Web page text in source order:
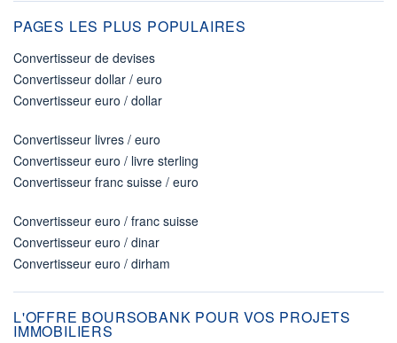
PAGES LES PLUS POPULAIRES
Convertisseur de devises
Convertisseur dollar / euro
Convertisseur euro / dollar
Convertisseur livres / euro
Convertisseur euro / livre sterling
Convertisseur franc suisse / euro
Convertisseur euro / franc suisse
Convertisseur euro / dinar
Convertisseur euro / dirham
L'OFFRE BOURSOBANK POUR VOS PROJETS
IMMOBILIERS